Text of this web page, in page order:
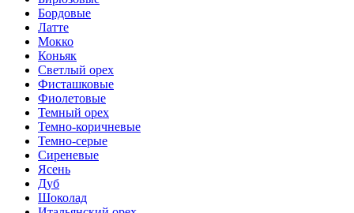
Бордовые
Латте
Мокко
Коньяк
Светлый орех
Фисташковые
Фиолетовые
Темный орех
Темно-коричневые
Темно-серые
Сиреневые
Ясень
Дуб
Шоколад